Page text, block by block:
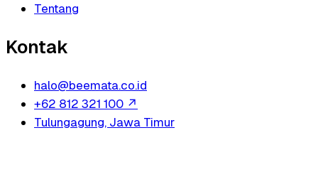
Tentang
Kontak
halo@beemata.co.id
+62 812 321 100 ↗
Tulungagung, Jawa Timur